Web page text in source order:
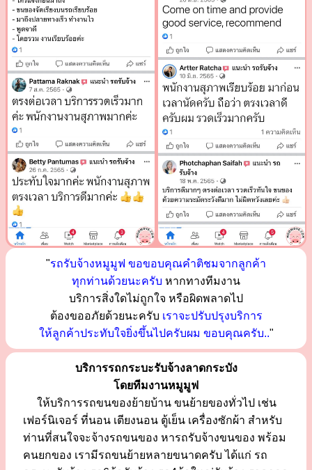
"รถรับจ้างหมูมูฟ ขอขอบคุณคำติชมจากลูกค้า
ทุกท่านด้วยนะครับ หากทางทีมงาน
บริการสิ่งใดไม่ถูกใจ หรือผิดพลาดไป
ต้องขออภัยด้วยนะครับ เราจะปรับปรุงบริการ
ให้ลูกค้าประทับใจยิ่งขึ้นไปครับผม ขอบคุณครับ.."
บริการรถกระบะรับจ้างลาดกระบัง
โดยทีมงานหมูมูฟ
ให้บริการรถขนของย้ายบ้าน ขนย้ายของทั่วไป เช่น
เฟอร์นิเจอร์ ที่นอน เตียงนอน ตู้เย็น เครื่องซักผ้า สำหรับ
ท่านที่สนใจจะจ้างรถขนของ หารถรับจ้างขนของ พร้อม
คนยกของ เรามีรถขนย้ายหลายขนาดครับ ได้แก่ รถ